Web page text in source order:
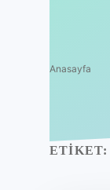
Anasayfa
ETIKET: